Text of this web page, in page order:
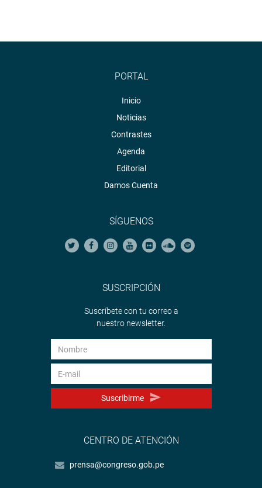
PORTAL
Inicio
Noticias
Contrastes
Agenda
Editorial
Damos Cuenta
SÍGUENOS
SUSCRIPCIÓN
Suscríbete con tu correo a
nuestro newsletter.
Suscribirme
CENTRO DE ATENCIÓN
prensa@congreso.gob.pe